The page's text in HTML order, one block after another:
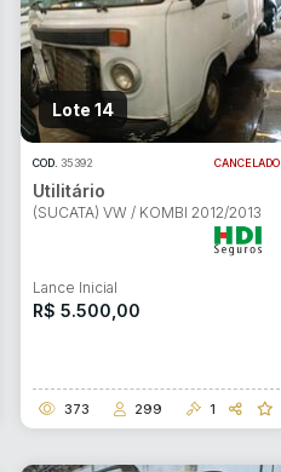
Lote 14
COD. 35392 CANCELADO
Utilitário
(SUCATA) VW / KOMBI 2012/2013
Lance Inicial
R$ 5.500,00
373 299 1